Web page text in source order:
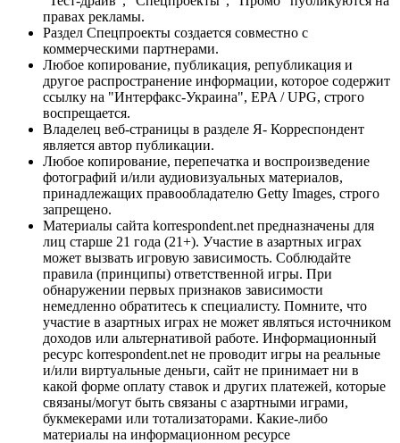
правах рекламы.
Раздел Спецпроекты создается совместно с
коммерческими партнерами.
Любое копирование, публикация, републикация и
другое распространение информации, которое содержит
ссылку на "Интерфакс-Украина", EPA / UPG, строго
воспрещается.
Владелец веб-страницы в разделе Я- Корреспондент
является автор публикации.
Любое копирование, перепечатка и воспроизведение
фотографий и/или аудиовизуальных материалов,
принадлежащих правообладателю Getty Images, строго
запрещено.
Материалы сайта korrespondent.net предназначены для
лиц старше 21 года (21+). Участие в азартных играх
может вызвать игровую зависимость. Соблюдайте
правила (принципы) ответственной игры. При
обнаружении первых признаков зависимости
немедленно обратитесь к специалисту. Помните, что
участие в азартных играх не может являться источником
доходов или альтернативой работе. Информационный
ресурс korrespondent.net не проводит игры на реальные
и/или виртуальные деньги, сайт не принимает ни в
какой форме оплату ставок и других платежей, которые
связаны/могут быть связаны с азартными играми,
букмекерами или тотализаторами. Какие-либо
материалы на информационном ресурсе